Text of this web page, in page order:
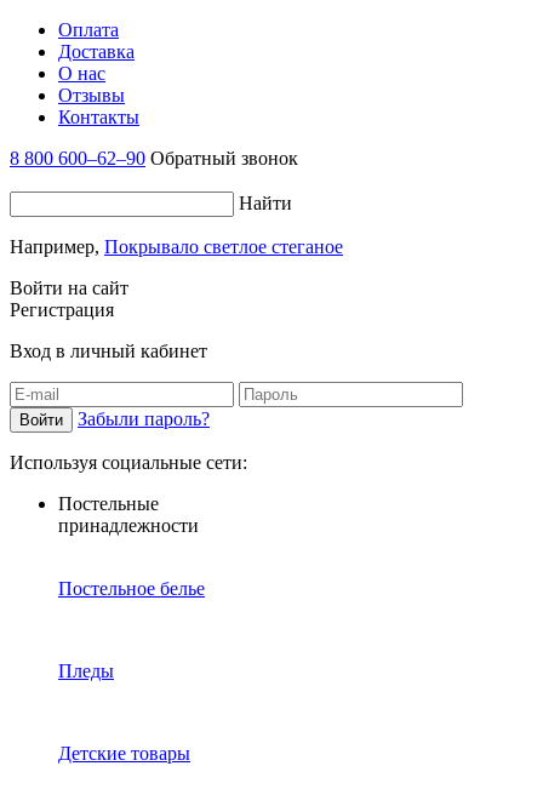
Оплата
Доставка
О нас
Отзывы
Контакты
8 800 600–62–90 Обратный звонок
Найти
Например, Покрывало светлое стеганое
Войти на сайт
Регистрация
Вход в личный кабинет
Забыли пароль?
Используя социальные сети:
Постельные
принадлежности
Постельное белье
Пледы
Детские товары